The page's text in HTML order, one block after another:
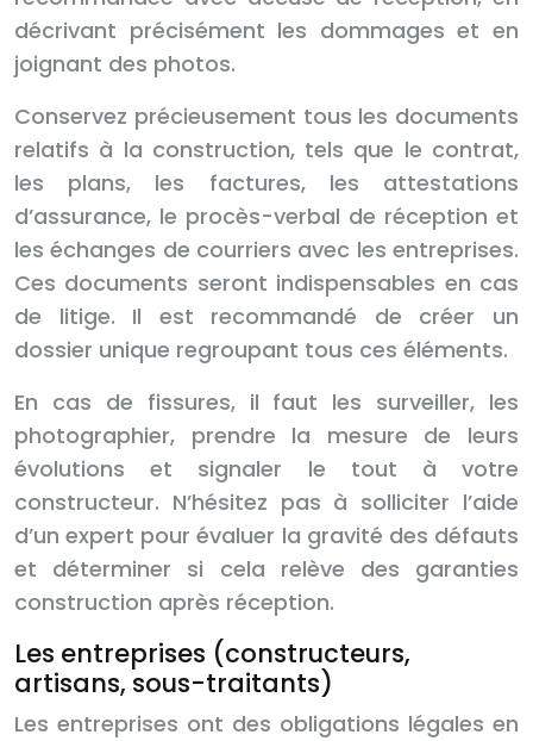
décrivant précisément les dommages et en
joignant des photos.
Conservez précieusement tous les documents
relatifs à la construction, tels que le contrat,
les plans, les factures, les attestations
d’assurance, le procès-verbal de réception et
les échanges de courriers avec les entreprises.
Ces documents seront indispensables en cas
de litige. Il est recommandé de créer un
dossier unique regroupant tous ces éléments.
En cas de fissures, il faut les surveiller, les
photographier, prendre la mesure de leurs
évolutions et signaler le tout à votre
constructeur. N’hésitez pas à solliciter l’aide
d’un expert pour évaluer la gravité des défauts
et déterminer si cela relève des garanties
construction après réception.
Les entreprises (constructeurs,
artisans, sous-traitants)
Les entreprises ont des obligations légales en